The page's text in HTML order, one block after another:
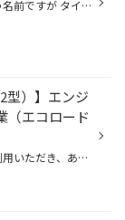
当店は【タイヤ館】という名前ですが タイヤ以外にもエンジンオイルやバッテリー等の メンテナンス商品、さらには車検も承っております！！ お車の車検って数年に1度の事ですので忘れがち・・・。 そうならない為に日頃からキチンと 車検年月を確認しておきましょう! 車検は満了日の2か月前から受け...
型）】エンジ
（エコロード
日頃より、タイヤ館をご利用いただき、ありがとうございます。 さて、当店と同じチェーン店の近隣タイヤ館店舗で作業いたしましたエンジンオイル交換作業を ご紹介します。 （WEB掲載をご快諾いただきましたお客様！大変感謝しております。 いつもご愛顧いただき誠にありがとうございます！！） お...